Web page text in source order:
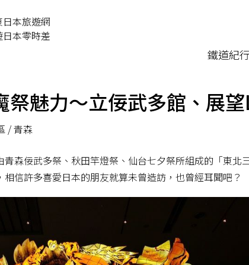
日本旅遊網
日本零時差
鐵道紀
祭魅力～立佞武多館、展
/青森
森佞武多祭、秋田竿燈祭、仙台七夕祭所組成的「東北
信許多喜愛日本的朋友就算未曾造訪，也曾經耳聞吧？